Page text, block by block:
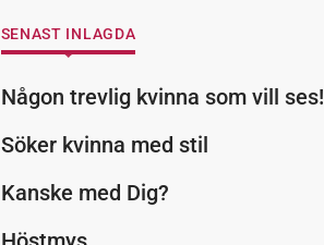
SENAST INLAGDA
Någon trevlig kvinna som vill ses!
Söker kvinna med stil
Kanske med Dig?